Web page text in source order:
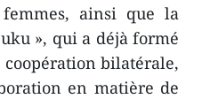
ainsi que la
», qui a déjà formé
bilatérale,
en matière de